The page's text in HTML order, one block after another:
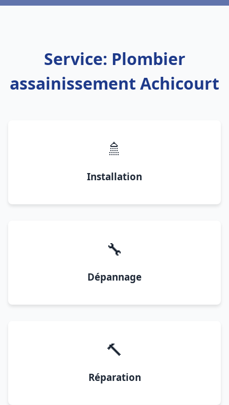
Service: Plombier
assainissement Achicourt
🚿
Installation
🔧
Dépannage
🔨
Réparation